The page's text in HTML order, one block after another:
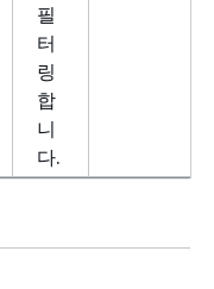
필
터
링
합
니
다.